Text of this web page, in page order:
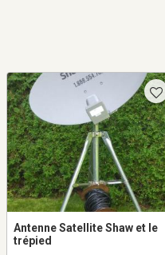
Antenne Satellite Shaw et le
trépied